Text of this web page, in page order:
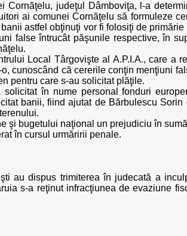
Cornăţelu, judeţul Dâmboviţa, l-a
ai comunei Cornăţelu să formuleze
astfel obţinuţi vor fi folosiţi de primărie
false întrucât păşunile respective, în
Local Târgovişte al A.P.I.A., care a
cunoscând că cererile conţin menţiuni
pentru care s-au solicitat plăţile.
în nume personal fonduri
banii, fiind ajutat de Bărbulescu Sorin
şi bugetului naţional un prejudiciu în
în cursul urmăririi penale.
au dispus trimiterea în judecată a
s-a reţinut infracţiunea de evaziune